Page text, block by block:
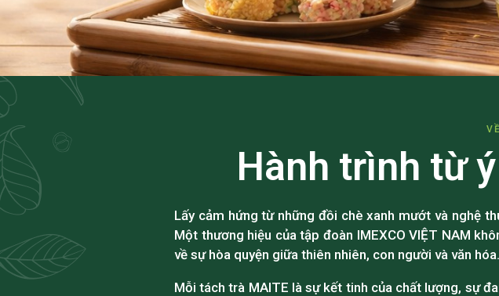
Hành trình từ
Lấy cảm hứng từ những đồi chè xanh mướt và nghệ
Một thương hiệu của tập đoàn IMEXCO VIỆT NAM
về sự hòa quyện giữa thiên nhiên, con người và văn hóa.
Mỗi tách trà MAITE là sự kết tinh của chất lượng, sự